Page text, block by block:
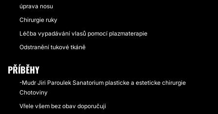
úprava nosu
Chirurgie ruky
Léčba vypadávání vlasů pomocí plazmaterapie
Odstranění tukové tkáně
PŘÍBĚHY
-Mudr Jiri Paroulek Sanatorium plasticke a esteticke chirurgie
Chotoviny
Vřele všem bez obav doporučuji